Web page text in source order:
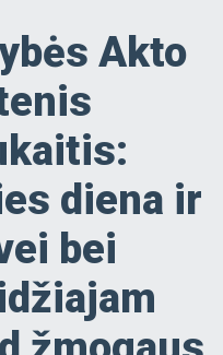
Akto
diena ir
bei